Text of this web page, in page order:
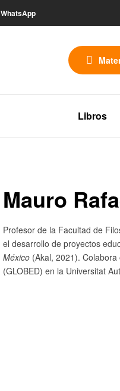
WhatsApp
Libros
Mauro
Profesor de la Facultad de
el desarrollo de proyectos
México (Akal, 2021). Colabora
(GLOBED) en la Universitat